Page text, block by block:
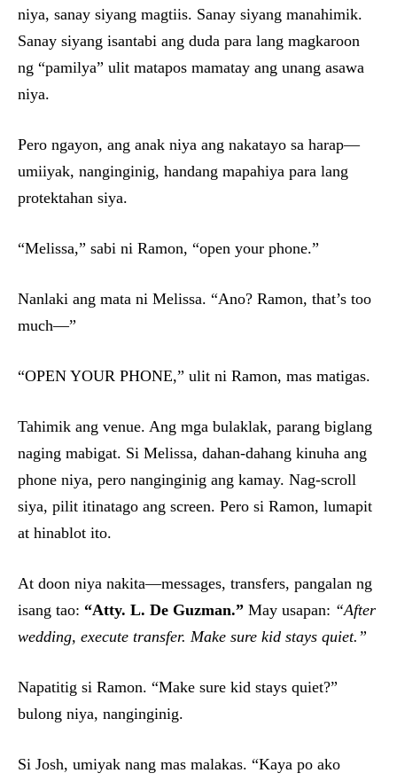
niya, sanay siyang magtiis. Sanay siyang manahimik.
Sanay siyang isantabi ang duda para lang magkaroon
ng “pamilya” ulit matapos mamatay ang unang asawa
niya.
Pero ngayon, ang anak niya ang nakatayo sa harap—
umiiyak, nanginginig, handang mapahiya para lang
protektahan siya.
“Melissa,” sabi ni Ramon, “open your phone.”
Nanlaki ang mata ni Melissa. “Ano? Ramon, that’s too
much—”
“OPEN YOUR PHONE,” ulit ni Ramon, mas matigas.
Tahimik ang venue. Ang mga bulaklak, parang biglang
naging mabigat. Si Melissa, dahan-dahang kinuha ang
phone niya, pero nanginginig ang kamay. Nag-scroll
siya, pilit itinatago ang screen. Pero si Ramon, lumapit
at hinablot ito.
At doon niya nakita—messages, transfers, pangalan ng
isang tao: “Atty. L. De Guzman.” May usapan: “After
wedding, execute transfer. Make sure kid stays quiet.”
Napatitig si Ramon. “Make sure kid stays quiet?”
bulong niya, nanginginig.
Si Josh, umiyak nang mas malakas. “Kaya po ako